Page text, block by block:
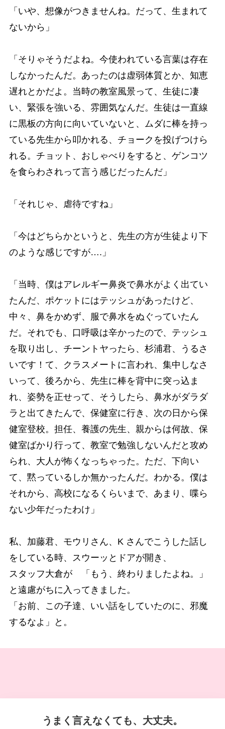
「いや、想像がつきませんね。だって、生まれて
ないから」
「そりゃそうだよね。今使われている言葉は存在
しなかったんだ。あったのは虚弱体質とか、知恵
遅れとかだよ。当時の教室風景って、生徒に凄
い、緊張を強いる、雰囲気なんだ。生徒は一直線
に黒板の方向に向いていないと、ムダに棒を持っ
ている先生から叩かれる、チョークを投げつけら
れる。チョット、おしゃべりをすると、ゲンコツ
を食らわされって言う感じだったんだ」
「それじゃ、虐待ですね」
「今はどちらかというと、先生の方が生徒より下
のような感じですが….」
「当時、僕はアレルギー鼻炎で鼻水がよく出てい
たんだ、ポケットにはテッシュがあったけど、
中々、鼻をかめず、服で鼻水をぬぐっていたん
だ。それでも、口呼吸は辛かったので、テッシュ
を取り出し、チーントヤったら、杉浦君、うるさ
いです！て、クラスメートに言われ、集中しなさ
いって、後ろから、先生に棒を背中に突っ込ま
れ、姿勢を正せって、そうしたら、鼻水がダラダ
ラと出てきたんで、保健室に行き、次の日から保
健室登校。担任、養護の先生、親からは何故、保
健室ばかり行って、教室で勉強しないんだと攻め
られ、大人が怖くなっちゃった。ただ、下向い
て、黙っているしか無かったんだ。わかる。僕は
それから、高校になるくらいまで、あまり、喋ら
ない少年だったわけ」
私、加藤君、モウリさん、K さんでこうした話し
をしている時、スウーッとドアが開き、
スタッフ大倉が 「もう、終わりましたよね。」
と遠慮がちに入ってきました。
「お前、この子達、いい話をしていたのに、邪魔
するなよ」と。
うまく言えなくても、大丈夫。